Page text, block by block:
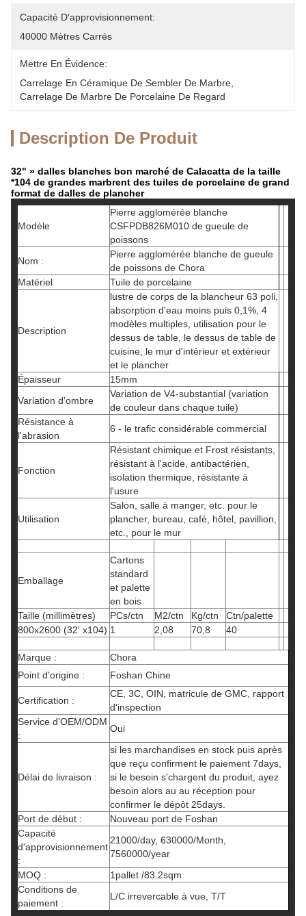
Capacité D'approvisionnement:
40000 Mètres Carrés
Mettre En Évidence:
Carrelage En Céramique De Sembler De Marbre
Carrelage De Marbre De Porcelaine De Regard
Description De Produit
32" » dalles blanches bon marché de Calacatta de la taille
*104 de grandes marbrent des tuiles de porcelaine de grand
format de dalles de plancher
Modèle
Pierre agglomérée blanche
CSFPDB826M010 de gueule de
poissons
Nom :
Pierre agglomérée blanche de gueule
de poissons de Chora
Matériel
Tuile de porcelaine
Description
lustre de corps de la blancheur 63 poli,
absorption d'eau moins puis 0,1%, 4
modèles multiples, utilisation pour le
dessus de table, le dessus de table de
cuisine, le mur d'intérieur et extérieur
et le plancher
Épaisseur
15mm
Variation d'ombre
Variation de V4-substantial (variation
de couleur dans chaque tuile)
Résistance à
l'abrasion
6 - le trafic considérable commercial
Fonction
Résistant chimique et Frost résistants,
résistant à l'acide, antibactérien,
isolation thermique, résistante à
l'usure
Utilisation
Salon, salle à manger, etc. pour le
plancher, bureau, café, hôtel, pavillion,
etc., pour le mur
Emballage
Cartons
standard
et palette
en bois
Taille (millimètres)
PCs/ctn M2/ctn Kg/ctn
Ctn/palette
800x2600 (32' x104) 1 2,08 70,8 40
Marque :
Chora
Point d'origine :
Foshan Chine
Certification :
CE, 3C, OIN, matricule de GMC, rapport
d'inspection
Service d'OEM/ODM
:
Oui
Délai de livraison :
si les marchandises en stock puis après
que reçu confirment le paiement 7days,
si le besoin s'chargent du produit, ayez
besoin alors au au réception pour
confirmer le dépôt 25days.
Port de début :
Nouveau port de Foshan
Capacité
d'approvisionnement
:
21000/day, 630000/Month,
7560000/year
MOQ :
1pallet /83.2sqm
Conditions de
paiement :
L/C irrevercable à vue, T/T